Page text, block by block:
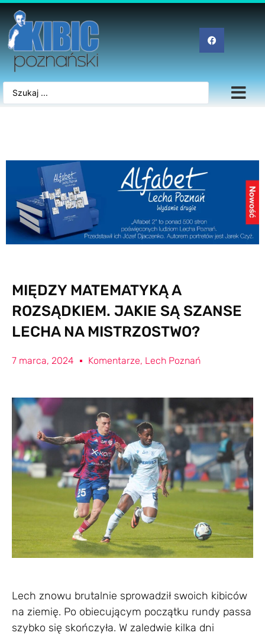
MIĘDZY MATEMATYKĄ A
ROZSĄDKIEM. JAKIE SĄ SZANSE
LECHA NA MISTRZOSTWO?
7 marca, 2024 Komentarze, Lech Poznań
Lech znowu brutalnie sprowadził swoich kibiców
na ziemię. Po obiecującym początku rundy passa
szybko się skończyła. W zaledwie kilka dni